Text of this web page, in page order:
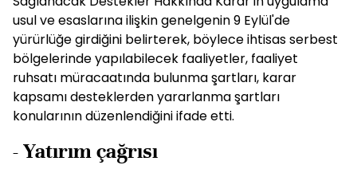
usul ve esaslarına ilişkin genelgenin 9 Eylül'de
yürürlüğe girdiğini belirterek, böylece ihtisas serbest
bölgelerinde yapılabilecek faaliyetler, faaliyet
ruhsatı müracaatında bulunma şartları, karar
kapsamı desteklerden yararlanma şartları
konularının düzenlendiğini ifade etti.
- Yatırım çağrısı